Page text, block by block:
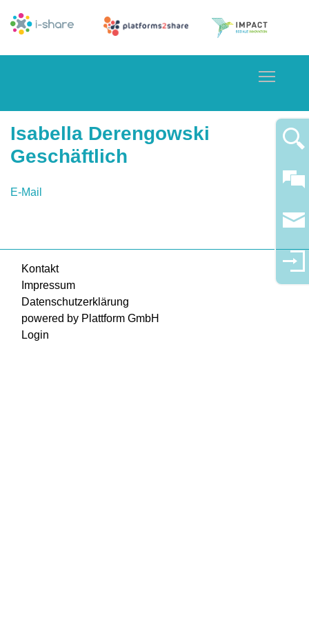
Isabella Derengowski
Geschäftlich
E-Mail
Kontakt
Impressum
Datenschutzerklärung
powered by Plattform GmbH
Login